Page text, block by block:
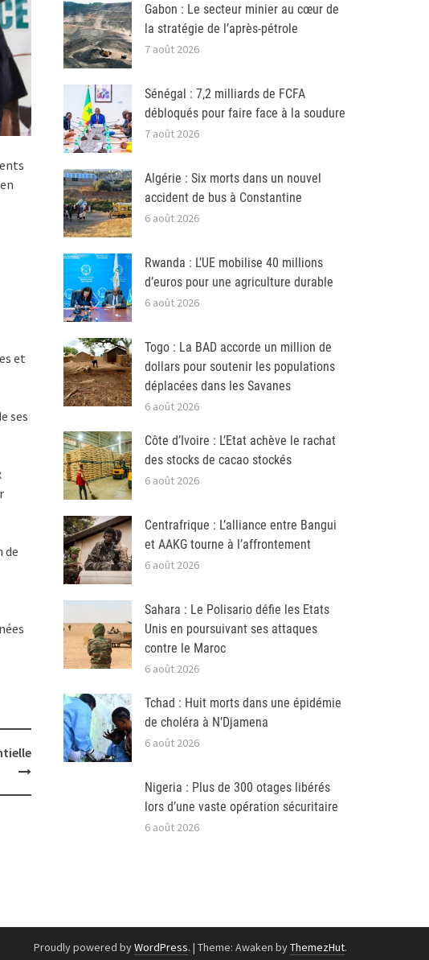
et
ses
de
Gabon : Le secteur minier au cœur de
la stratégie de l’après-pétrole
7 août 2026
Sénégal : 7,2 milliards de FCFA
débloqués pour faire face à la soudure
7 août 2026
Algérie : Six morts dans un nouvel
accident de bus à Constantine
6 août 2026
Rwanda : L’UE mobilise 40 millions
d’euros pour une agriculture durable
6 août 2026
Togo : La BAD accorde un million de
dollars pour soutenir les populations
déplacées dans les Savanes
6 août 2026
Côte d’Ivoire : L’Etat achève le rachat
des stocks de cacao stockés
6 août 2026
Centrafrique : L’alliance entre Bangui
et AAKG tourne à l’affrontement
6 août 2026
Sahara : Le Polisario défie les Etats
Unis en poursuivant ses attaques
contre le Maroc
6 août 2026
Tchad : Huit morts dans une épidémie
de choléra à N’Djamena
6 août 2026
Nigeria : Plus de 300 otages libérés
lors d’une vaste opération sécuritaire
6 août 2026
Proudly powered byWordPress. | Theme: Awaken byThemezHut.